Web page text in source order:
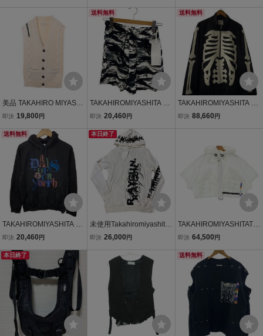
シタザソロイスト 中古
タザソロイスト 中古 古
美品 TAKAHIRO MIYASHI
TA The SoloIst. リバース
トベスト ソロイスト KL4
BSUQS77
即決 19,800 円
送料無料
TAKAHIROMIYASHITA Th
eSoloist.◆ショートパン
フラ
即決 20,460 円
送料無料
TAKAHIROMIYASHITA Th
eSoloist.◆ナイロンジャ
即決 88,660 円
送料無料
TAKAHIROMIYASHITA Th
eSoloist.◆パーカー/46/コ
3AAW24
即決 20,460 円
本日終了
未使用Takahiromiyashita
The Soloist メンズシルク
カー46M 23AWナンバー
ナインDavid Carsonグラ
ッフィックプリント
即決 26,000 円
TAKAHIROMIYASHITATh
eSoloist. ミリタリーブル
シタザソロイスト 中古
即決 64,500 円
本日終了 送料無料